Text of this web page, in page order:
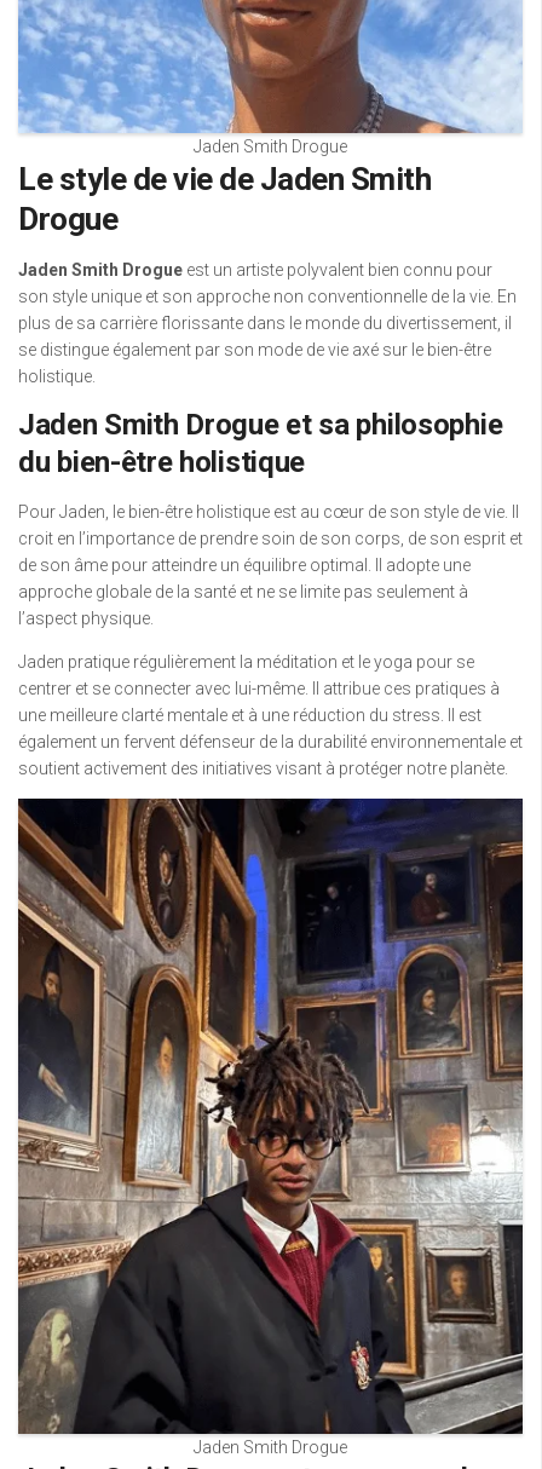
Jaden Smith Drogue
Le style de vie de Jaden Smith
Drogue
Jaden Smith Drogue est un artiste polyvalent bien connu pour
son style unique et son approche non conventionnelle de la vie. En
plus de sa carrière florissante dans le monde du divertissement, il
se distingue également par son mode de vie axé sur le bien-être
holistique.
Jaden Smith Drogue et sa philosophie
du bien-être holistique
Pour Jaden, le bien-être holistique est au cœur de son style de vie. Il
croit en l’importance de prendre soin de son corps, de son esprit et
de son âme pour atteindre un équilibre optimal. Il adopte une
approche globale de la santé et ne se limite pas seulement à
l’aspect physique.
Jaden pratique régulièrement la méditation et le yoga pour se
centrer et se connecter avec lui-même. Il attribue ces pratiques à
une meilleure clarté mentale et à une réduction du stress. Il est
également un fervent défenseur de la durabilité environnementale et
soutient activement des initiatives visant à protéger notre planète.
Jaden Smith Drogue